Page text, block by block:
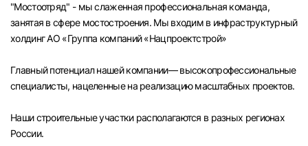
Челябинск
Самара
Оренбург
"Мостоотряд" - мы слаженная профессиональная команда,
занятая в сфере мостостроения. Мы входим в инфраструктурный
холдинг АО «Группа компаний «Нацпроектстрой»
Главный потенциал нашей компании— высокопрофессиональные
специалисты, нацеленные на реализацию масштабных проектов.
Наши строительные участки располагаются в разных регионах
России.